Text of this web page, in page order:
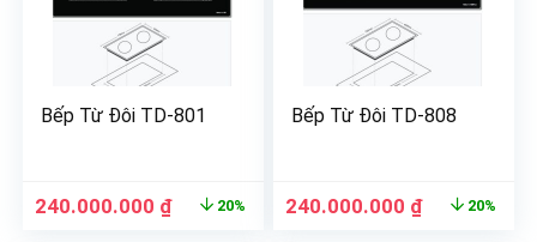
Bếp Từ Đôi TD-801
240.000.000 ₫ 20%
Bếp Từ Đôi TD-808
240.000.000 ₫ 20%